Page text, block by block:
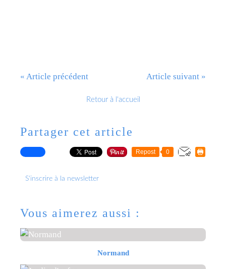
« Article précédent Article suivant »
Retour à l'accueil
Partager cet article
Repost 0
S'inscrire à la newsletter
Vous aimerez aussi :
Normand